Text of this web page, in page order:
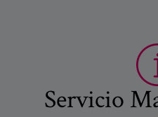
Servicio